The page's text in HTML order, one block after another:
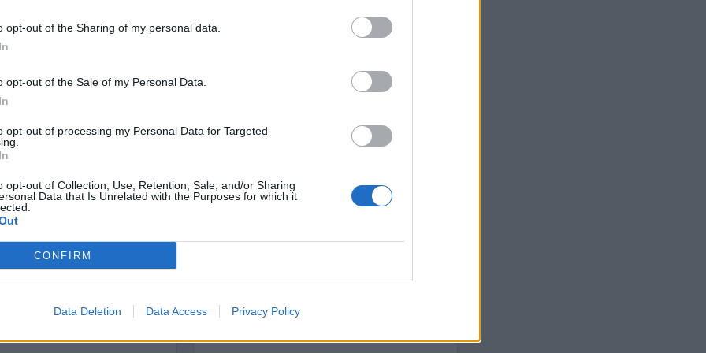
opt-out of the Sharing of my personal data.
opt-out of the Sale of my Personal Data.
opt-out of processing my Personal Data for Targeted
opt-out of Collection, Use, Retention, Sale, and/or Sharing
Data that Is Unrelated with the Purposes for which it
CONFIRM
Data Deletion Data Access Privacy Policy
har det tagits prover
uppmanas att inte
knappt sju
i
farliga mängder
har sökt vård och upp
skänkts till
undersökts.
är det upp till
och kan leda till
omedelbart kontakta
Donald Trump Ebba Busch
Kokainmålet
Kristdemokraterna
Misshandel
Moderaterna Mord
Silventoinen Petter Inedahl Polisen
Poliser Ricard A R Nilsson
Ulf Kristersson Upprättelse Vapen Vladimir